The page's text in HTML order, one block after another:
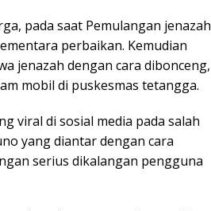
pada saat Pemulangan jenazah
perbaikan. Kemudian
jenazah dengan cara dibonceng,
mobil di puskesmas tetangga.
viral di sosial media pada salah
yang diantar dengan cara
serius dikalangan pengguna